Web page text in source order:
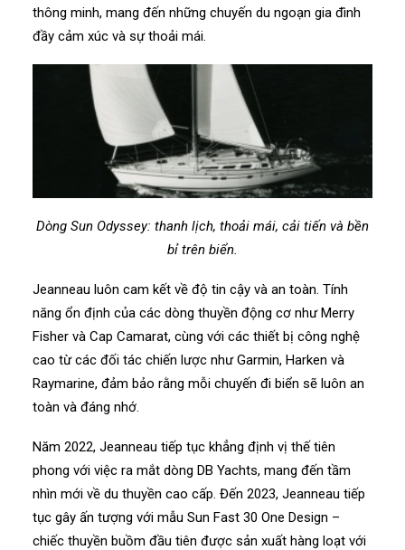
thông minh, mang đến những chuyến du ngoạn gia đình
đầy cảm xúc và sự thoải mái.
Dòng Sun Odyssey: thanh lịch, thoải mái, cải tiến và bền
bỉ trên biển.
Jeanneau luôn cam kết về độ tin cậy và an toàn. Tính
năng ổn định của các dòng thuyền động cơ như Merry
Fisher và Cap Camarat, cùng với các thiết bị công nghệ
cao từ các đối tác chiến lược như Garmin, Harken và
Raymarine, đảm bảo rằng mỗi chuyến đi biển sẽ luôn an
toàn và đáng nhớ.
Năm 2022, Jeanneau tiếp tục khẳng định vị thế tiên
phong với việc ra mắt dòng DB Yachts, mang đến tầm
nhìn mới về du thuyền cao cấp. Đến 2023, Jeanneau tiếp
tục gây ấn tượng với mẫu Sun Fast 30 One Design –
chiếc thuyền buồm đầu tiên được sản xuất hàng loạt với